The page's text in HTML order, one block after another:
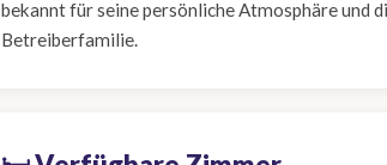
bekannt für seine persönliche Atmosphäre und
Betreiberfamilie.